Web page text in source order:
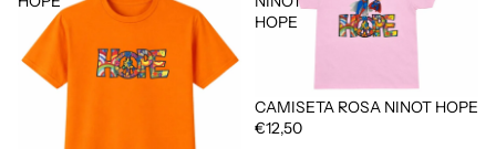
HOPE
CAMISETA ROSA NINOT HOPE
€12,50